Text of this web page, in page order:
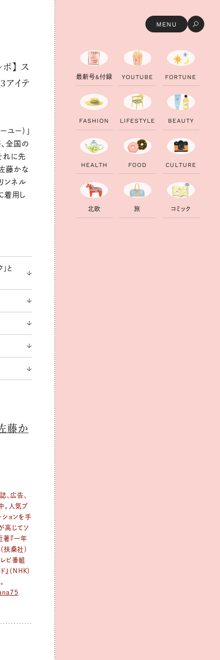
MENU
】 ス
アイテ
ー）」
、全国の
れに先
藤かな
ンネル
着用し
と
藤か
、広告、
。人気ブ
ションを手
高じてソ
著『一年
扶桑社）
ビ番組
』（NHK）
最新号&付録 YOUTU B E FORTU N E
FAS H ION LI FESTYLE B EAUTY
H EALTH FOOD CU LTU RE
北欧 旅 コ ミ ック